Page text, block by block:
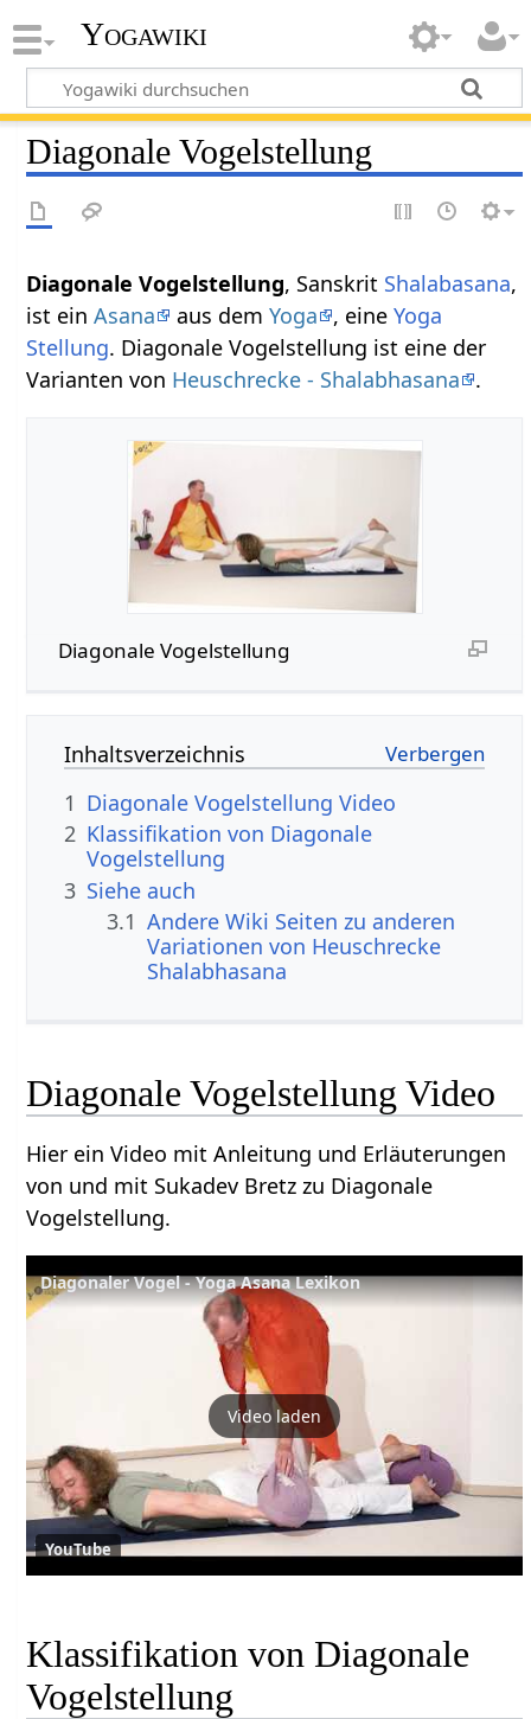
Yogawiki
Diagonale Vogelstellung
Diagonale Vogelstellung, Sanskrit Shalabasana,
ist einAsana aus demYoga , eineYoga
Stellung. Diagonale Vogelstellung ist eine der
Varianten von Heuschrecke - Shalabhasana .
Diagonale Vogelstellung
Inhaltsverzeichnis
1 Diagonale Vogelstellung Video
2 Klassifikation von Diagonale
Vogelstellung
3 Siehe auch
3.1 Andere Wiki Seiten zu anderen
Variationen von Heuschrecke
Shalabhasana
Diagonale Vogelstellung Video
Hier ein Video mit Anleitung und Erläuterungen
von und mit Sukadev Bretz zu Diagonale
Vogelstellung.
Diagonaler Vogel - Yoga Asana Lexikon
Video laden
YouTube
Klassifikation von Diagonale
Vogelstellung